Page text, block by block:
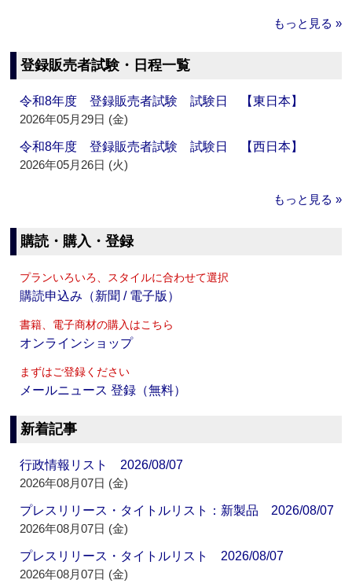
もっと見る »
登録販売者試験・日程一覧
令和8年度 登録販売者試験 試験日 【東日本】
2026年05月29日 (金)
令和8年度 登録販売者試験 試験日 【西日本】
2026年05月26日 (火)
もっと見る »
購読・購入・登録
プランいろいろ、スタイルに合わせて選択
購読申込み（新聞 / 電子版）
書籍、電子商材の購入はこちら
オンラインショップ
まずはご登録ください
メールニュース 登録（無料）
新着記事
行政情報リスト 2026/08/07
2026年08月07日 (金)
プレスリリース・タイトルリスト：新製品 2026/08/07
2026年08月07日 (金)
プレスリリース・タイトルリスト 2026/08/07
2026年08月07日 (金)